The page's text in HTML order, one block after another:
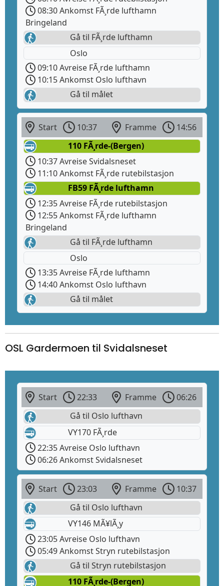
08:30 Ankomst FÃ¸rde lufthamn
Bringeland
Gå til FÃ¸rde lufthamn
Oslo
09:10 Avreise FÃ¸rde lufthamn
10:15 Ankomst Oslo lufthavn
Gå til målet
Start 10:37 Framme
14:56
110 FÃ¸rde-(Bergen)
10:37 Avreise Svidalsneset
11:10 Ankomst FÃ¸rde rutebilstasjon
FB59 FÃ¸rde lufthamn
12:35 Avreise FÃ¸rde rutebilstasjon
12:55 Ankomst FÃ¸rde lufthamn
Bringeland
Gå til FÃ¸rde lufthamn
Oslo
13:35 Avreise FÃ¸rde lufthamn
14:40 Ankomst Oslo lufthavn
Gå til målet
OSL Gardermoen til Svidalsneset
Start 22:33 Framme
06:26
Gå til Oslo lufthavn
VY170 FÃ¸rde
22:35 Avreise Oslo lufthavn
06:26 Ankomst Svidalsneset
Start 23:03 Framme
10:37
Gå til Oslo lufthavn
VY146 MÃ¥lÃ¸y
23:05 Avreise Oslo lufthavn
05:49 Ankomst Stryn rutebilstasjon
Gå til Stryn rutebilstasjon
110 FÃ¸rde-(Bergen)